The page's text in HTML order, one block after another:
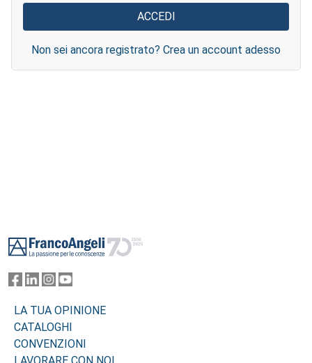
Non sei ancora registrato? Crea un account adesso
LA TUA OPINIONE
CATALOGHI
CONVENZIONI